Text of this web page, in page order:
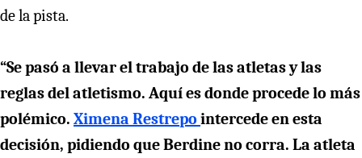
de la pista.
“Se pasó a llevar el trabajo de las atletas y las
reglas del atletismo. Aquí es donde procede lo más
polémico. Ximena Restrepo intercede en esta
decisión, pidiendo que Berdine no corra. La atleta